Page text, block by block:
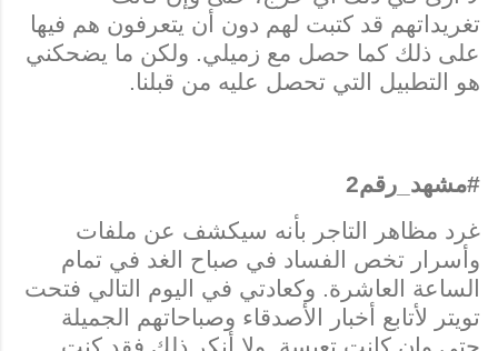
تغريداتهم قد كتبت لهم دون أن يتعرفون هم فيها
على ذلك كما حصل مع زميلي. ولكن ما يضحكني
هو التطبيل التي تحصل عليه من قبلنا.
#مشهد_رقم2
غرد مظاهر التاجر بأنه سيكشف عن ملفات
وأسرار تخص الفساد في صباح الغد في تمام
الساعة العاشرة. وكعادتي في اليوم التالي فتحت
تويتر لأتابع أخبار الأصدقاء وصباحاتهم الجميلة